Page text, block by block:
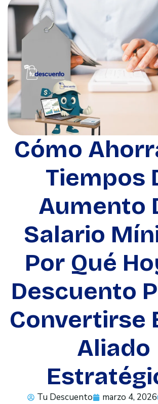
Cómo
Tiempos
Aumento
Salario
Por Qué
Descuento
Convertirse
Aliado
Tu Descuento marzo 4, 2026